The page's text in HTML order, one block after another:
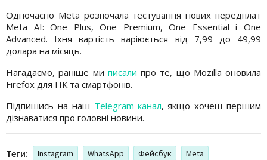
Одночасно Meta розпочала тестування нових передплат
Meta AI: One Plus, One Premium, One Essential і One
Advanced. Їхня вартість варіюється від 7,99 до 49,99
долара на місяць.
Нагадаємо, раніше ми писали про те, що Mozilla оновила
Firefox для ПК та смартфонів.
Підпишись на наш Telegram-канал, якщо хочеш першим
дізнаватися про головні новини.
Теги: Instagram WhatsApp Фейсбук Meta